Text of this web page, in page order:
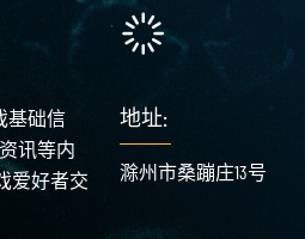
基础信
讯等内
爱好者交
地址:
滁州市桑蹦庄13号